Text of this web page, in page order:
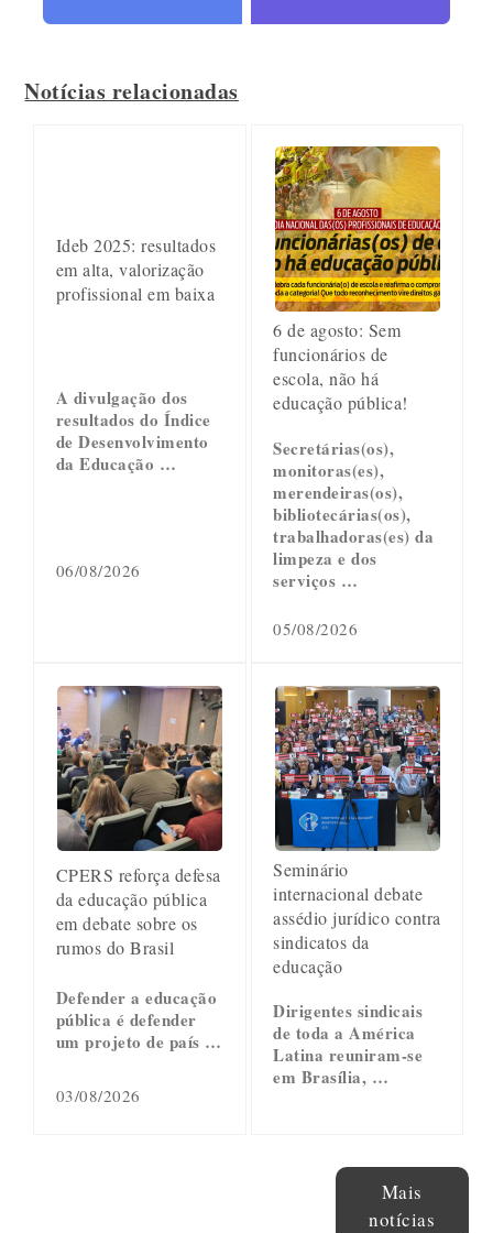
Notícias relacionadas
Ideb 2025: resultados
em alta, valorização
profissional em baixa
A divulgação dos
resultados do Índice
de Desenvolvimento
da Educação …
06/08/2026
6 de agosto: Sem
funcionários de
escola, não há
educação pública!
Secretárias(os),
monitoras(es),
merendeiras(os),
bibliotecárias(os),
trabalhadoras(es) da
limpeza e dos
serviços …
05/08/2026
CPERS reforça defesa
da educação pública
em debate sobre os
rumos do Brasil
Defender a educação
pública é defender
um projeto de país …
03/08/2026
Seminário
internacional debate
assédio jurídico contra
sindicatos da
educação
Dirigentes sindicais
de toda a América
Latina reuniram-se
em Brasília, …
Mais
notícias